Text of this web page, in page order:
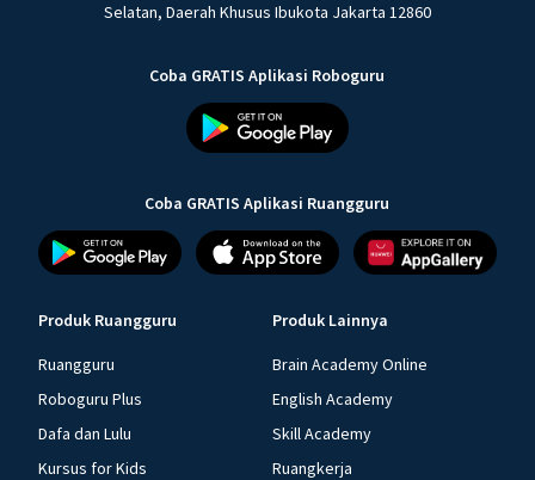
Selatan, Daerah Khusus Ibukota Jakarta 12860
Coba GRATIS Aplikasi Roboguru
Coba GRATIS Aplikasi Ruangguru
Produk Ruangguru
Ruangguru
Roboguru Plus
Dafa dan Lulu
Kursus for Kids
Produk Lainnya
Brain Academy Online
English Academy
Skill Academy
Ruangkerja